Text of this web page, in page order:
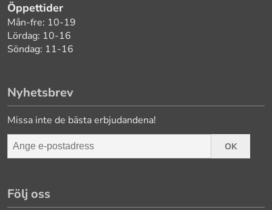
Öppettider
Mån-fre: 10-19
Lördag: 10-16
Söndag: 11-16
Nyhetsbrev
Missa inte de bästa erbjudandena!
OK
Följ oss